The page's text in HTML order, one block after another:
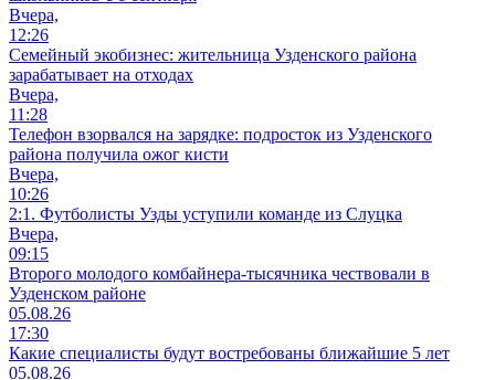
Вчера,
12:26
Семейный экобизнес: жительница Узденского района
зарабатывает на отходах
Вчера,
11:28
Телефон взорвался на зарядке: подросток из Узденского
района получила ожог кисти
Вчера,
10:26
2:1. Футболисты Узды уступили команде из Слуцка
Вчера,
09:15
Второго молодого комбайнера-тысячника чествовали в
Узденском районе
05.08.26
17:30
Какие специалисты будут востребованы ближайшие 5 лет
05.08.26